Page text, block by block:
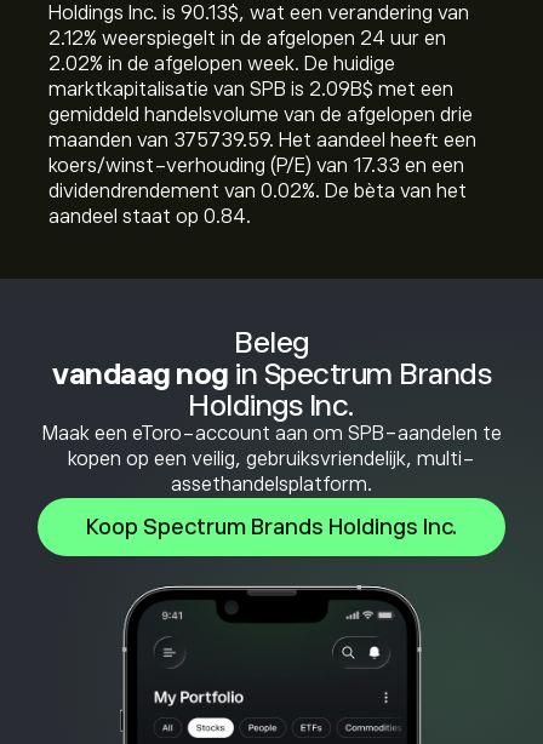
Beleg
vandaag nog in Spectrum Brands
Holdings Inc.
Maak een eToro-account aan om SPB-aandelen te
kopen op een veilig, gebruiksvriendelijk, multi-
assethandelsplatform.
Koop Spectrum Brands Holdings Inc.
Holdings Inc. is 90.13‎$‎, wat een verandering van
‎2.12‎% weerspiegelt in de afgelopen 24 uur en
‎2.02‎% in de afgelopen week. De huidige
marktkapitalisatie van SPB is 2.09B‎$‎ met een
gemiddeld handelsvolume van de afgelopen drie
maanden van 375739.59. Het aandeel heeft een
koers/winst-verhouding (P/E) van 17.33 en een
dividendrendement van 0.02%. De bèta van het
aandeel staat op 0.84.